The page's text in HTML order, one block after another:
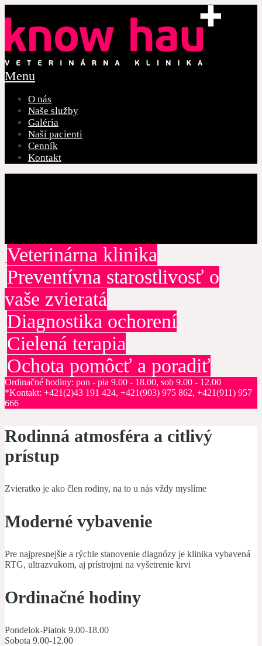
Menu
O nás
Naše služby
Galéria
Naši pacienti
Cenník
Kontakt
Veterinárna klinika
Preventívna starostlivosť o
vaše zvieratá
Diagnostika ochorení
Cielená terapia
Ochota pomôcť a poradiť
Ordinačné hodiny: pon - pia 9.00 - 18.00, sob 9.00 - 12.00
*Kontakt: +421(2)43 191 424, +421(903) 975 862, +421(911) 957
666
Rodinná atmosféra a citlivý
prístup
Zvieratko je ako člen rodiny, na to u nás vždy myslíme
Moderné vybavenie
Pre najpresnejšie a rýchle stanovenie diagnózy je klinika vybavená
RTG, ultrazvukom, aj prístrojmi na vyšetrenie krvi
Ordinačné hodiny
Pondelok-Piatok 9.00-18.00
Sobota 9.00-12.00